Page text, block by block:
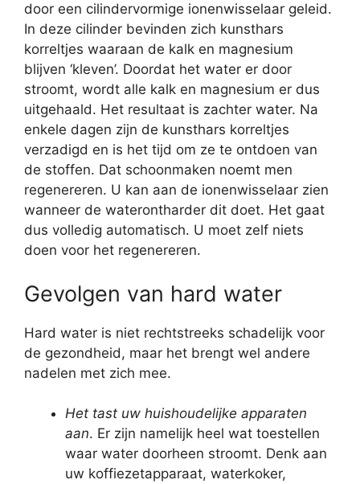
door een cilindervormige ionenwisselaar geleid.
In deze cilinder bevinden zich kunsthars
korreltjes waaraan de kalk en magnesium
blijven ‘kleven’. Doordat het water er door
stroomt, wordt alle kalk en magnesium er dus
uitgehaald. Het resultaat is zachter water. Na
enkele dagen zijn de kunsthars korreltjes
verzadigd en is het tijd om ze te ontdoen van
de stoffen. Dat schoonmaken noemt men
regenereren. U kan aan de ionenwisselaar zien
wanneer de waterontharder dit doet. Het gaat
dus volledig automatisch. U moet zelf niets
doen voor het regenereren.
Gevolgen van hard water
Hard water is niet rechtstreeks schadelijk voor
de gezondheid, maar het brengt wel andere
nadelen met zich mee.
Het tast uw huishoudelijke apparaten
aan. Er zijn namelijk heel wat toestellen
waar water doorheen stroomt. Denk aan
uw koffiezetapparaat, waterkoker,